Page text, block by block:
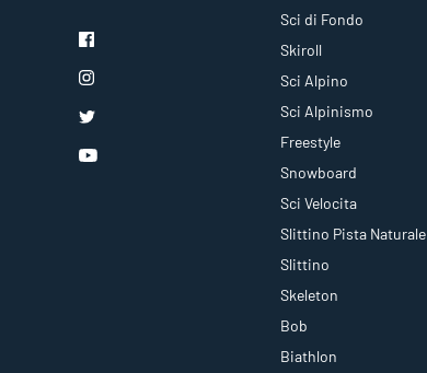
Sci di Fondo
Skiroll
Sci Alpino
Sci Alpinismo
Freestyle
Snowboard
Sci Velocita
Slittino Pista Naturale
Slittino
Skeleton
Bob
Biathlon